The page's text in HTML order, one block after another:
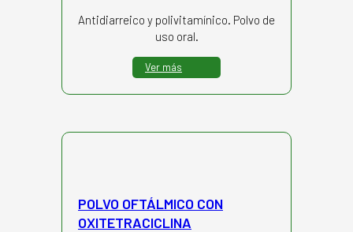
Antidiarreico y polivitamínico. Polvo de
uso oral.
Ver más
POLVO OFTÁLMICO CON
OXITETRACICLINA